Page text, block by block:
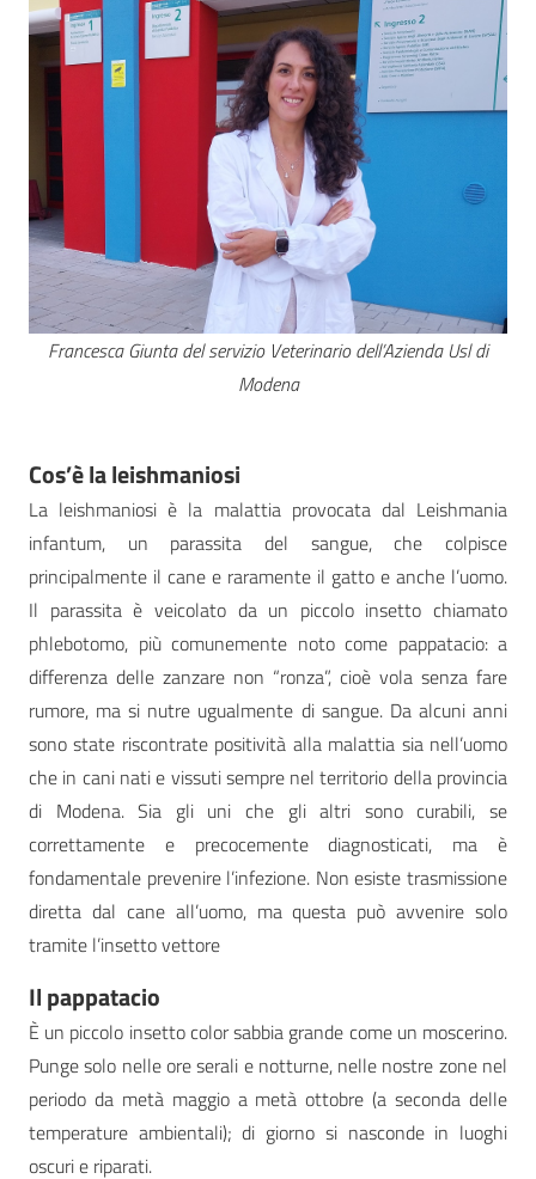
Francesca Giunta del servizio Veterinario dell’Azienda Usl di
Modena
Cos’è la leishmaniosi
La leishmaniosi è la malattia provocata dal Leishmania
infantum, un parassita del sangue, che colpisce
principalmente il cane e raramente il gatto e anche l’uomo.
Il parassita è veicolato da un piccolo insetto chiamato
phlebotomo, più comunemente noto come pappatacio: a
differenza delle zanzare non “ronza”, cioè vola senza fare
rumore, ma si nutre ugualmente di sangue. Da alcuni anni
sono state riscontrate positività alla malattia sia nell’uomo
che in cani nati e vissuti sempre nel territorio della provincia
di Modena. Sia gli uni che gli altri sono curabili, se
correttamente e precocemente diagnosticati, ma è
fondamentale prevenire l’infezione. Non esiste trasmissione
diretta dal cane all’uomo, ma questa può avvenire solo
tramite l’insetto vettore
Il pappatacio
È un piccolo insetto color sabbia grande come un moscerino.
Punge solo nelle ore serali e notturne, nelle nostre zone nel
periodo da metà maggio a metà ottobre (a seconda delle
temperature ambientali); di giorno si nasconde in luoghi
oscuri e riparati.